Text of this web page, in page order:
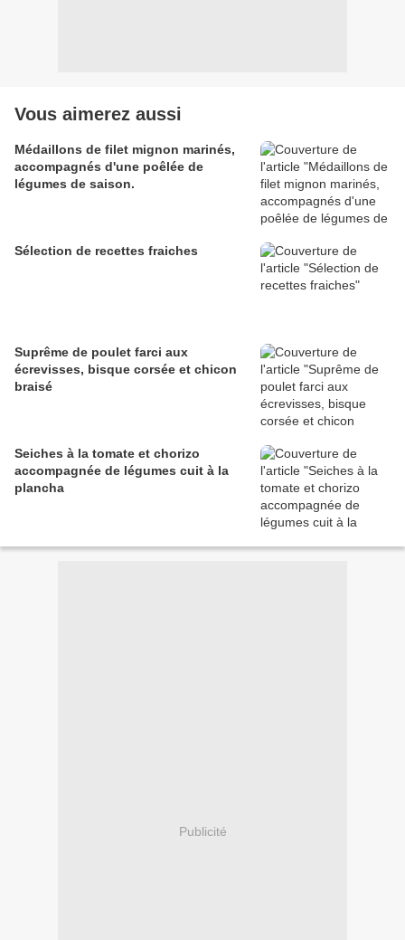
Vous aimerez aussi
Médaillons de filet mignon marinés,
accompagnés d'une poêlée de
légumes de saison.
Sélection de recettes fraiches
Suprême de poulet farci aux
écrevisses, bisque corsée et chicon
braisé
Seiches à la tomate et chorizo
accompagnée de légumes cuit à la
plancha
Publicité